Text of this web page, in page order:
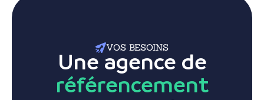
VOS BESOINS
Une agence de
référencement